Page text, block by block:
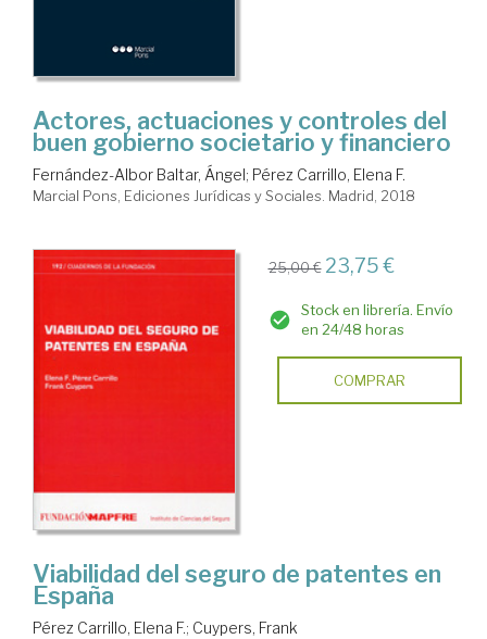
Actores, actuaciones y controles del
buen gobierno societario y financiero
Fernández-Albor Baltar, Ángel; Pérez Carrillo, Elena F.
Marcial Pons, Ediciones Jurídicas y Sociales. Madrid, 2018
25,00 € 23,75 €
Stock en librería. Envío
en 24/48 horas
COMPRAR
Viabilidad del seguro de patentes en
España
Pérez Carrillo, Elena F.; Cuypers, Frank